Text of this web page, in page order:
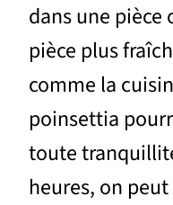
dans une pièce
pièce plus
comme la
poinsettia
toute
heures, on